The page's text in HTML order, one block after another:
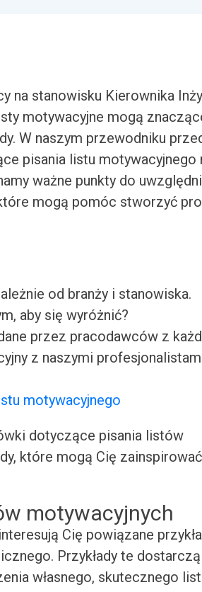
na stanowisku Kierownika
motywacyjne mogą
W naszym przewodniku
pisania listu motywacyjnego
ważne punkty do
mogą pomóc stworzyć
od branży i stanowiska.
aby się wyróżnić?
przez pracodawców z
z naszymi
motywacyjnego
dotyczące pisania listów
które mogą Cię
motywacyjnych
Cię powiązane
Przykłady te
własnego, skutecznego